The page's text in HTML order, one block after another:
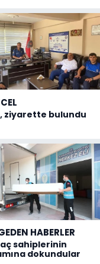
ziyarette bulundu
HABERLER
sahiplerinin
dokundular